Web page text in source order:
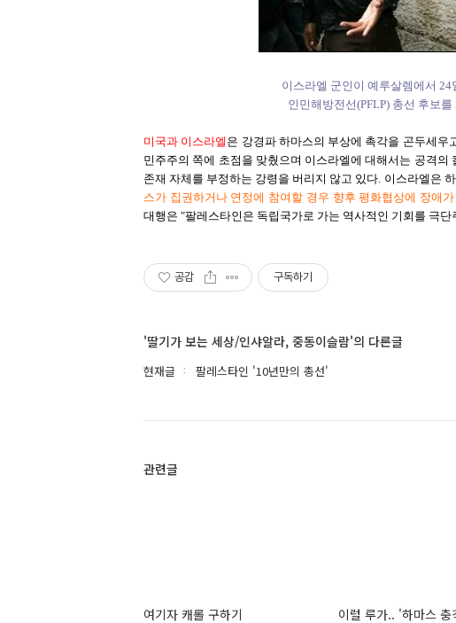
이스라엘 군인이 예루살렘에서 24
인민해방전선(PFLP) 총선 후보
미국과 이스라엘 은 강경파 하마스의 부상에 촉각을 곤두세우
민주주의 쪽에 초점을 맞췄으며 이스라엘에 대해서는 공격의
존재 자체를 부정하는 강령을 버리지 않고 있다. 이스라엘은
스가 집권하거나 연정에 참여할 경우 향후 평화협상에 장애
대행은 "팔레스타인은 독립국가로 가는 역사적인 기회를 극
공감 구독하기
'딸기가 보는 세상/인샤알라, 중동이슬람'의 다른글
현재글 팔레스타인 '10년만의 총선'
관련글
여기자 캐롤 구하기
이럴 루가.. '하마스 충